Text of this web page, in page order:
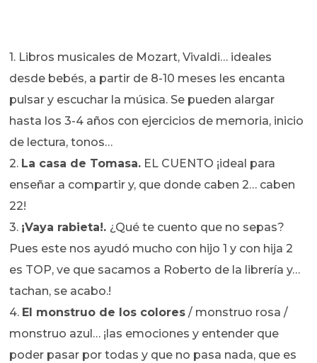
1. Libros musicales de Mozart, Vivaldi… ideales
desde bebés, a partir de 8-10 meses les encanta
pulsar y escuchar la música. Se pueden alargar
hasta los 3-4 años con ejercicios de memoria, inicio
de lectura, tonos…
2. La casa de Tomasa. EL CUENTO ¡ideal para
enseñar a compartir y, que donde caben 2… caben
22!
3. ¡Vaya rabieta!. ¿Qué te cuento que no sepas?
Pues este nos ayudó mucho con hijo 1 y con hija 2
es TOP, ve que sacamos a Roberto de la librería y…
tachan, se acabo.!
4. El monstruo de los colores / monstruo rosa /
monstruo azul… ¡las emociones y entender que
poder pasar por todas y que no pasa nada, que es